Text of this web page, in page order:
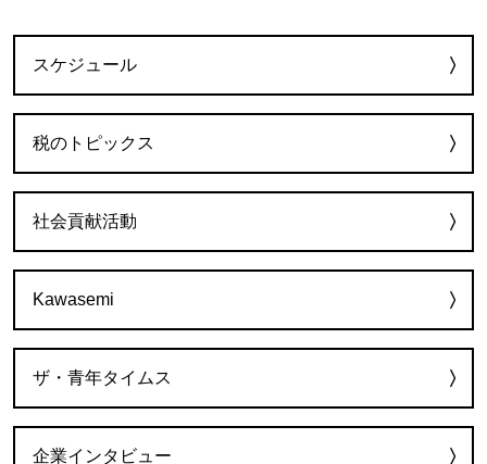
スケジュール
税のトピックス
社会貢献活動
Kawasemi
ザ・青年タイムス
企業インタビュー